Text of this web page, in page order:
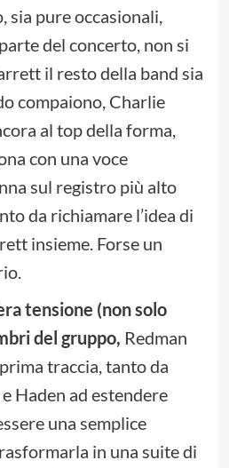
sia pure occasionali,
del concerto, non si
il resto della band sia
compaiono, Charlie
al top della forma,
con una voce
sul registro più alto
da richiamare l’idea di
insieme. Forse un
tensione (non solo
del gruppo, Redman
traccia, tanto da
Haden ad estendere
una semplice
in una suite di